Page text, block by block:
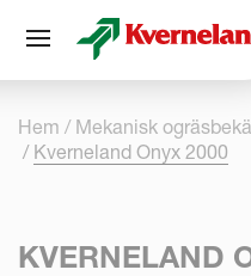
Hem Mekanisk
Kverneland Onyx 2000
KVERNELAND
Cookie- hanteringspanel